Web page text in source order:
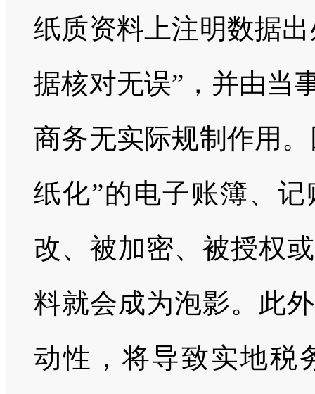
纸质资料上注明数据
据核对无误”，并由当
商务无实际规制作用
纸化”的电子账簿、
改、被加密、被授权
料就会成为泡影。此
动性，将导致实地税